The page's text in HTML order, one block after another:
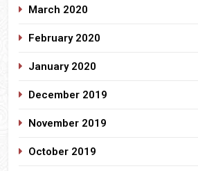
March 2020
February 2020
January 2020
December 2019
November 2019
October 2019